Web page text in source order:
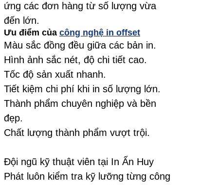
ứng các đơn hàng từ số lượng vừa
đến lớn.
Ưu điểm của công nghệ in offset
Màu sắc đồng đều giữa các bản in.
Hình ảnh sắc nét, độ chi tiết cao.
Tốc độ sản xuất nhanh.
Tiết kiệm chi phí khi in số lượng lớn.
Thành phẩm chuyên nghiệp và bền
đẹp.
Chất lượng thành phẩm vượt trội.
Đội ngũ kỹ thuật viên tại In Ấn Huy
Phát luôn kiểm tra kỹ lưỡng từng công